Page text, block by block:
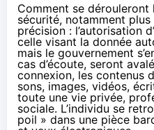
Comment se
sécurité, notamment
précision : l’autorisation
celle visant la donnée
mais le gouvernement
cas d’écoute, seront
connexion, les contenus
sons, images, vidéos,
toute une vie privée,
sociale. L’individu se
poil » dans une pièce